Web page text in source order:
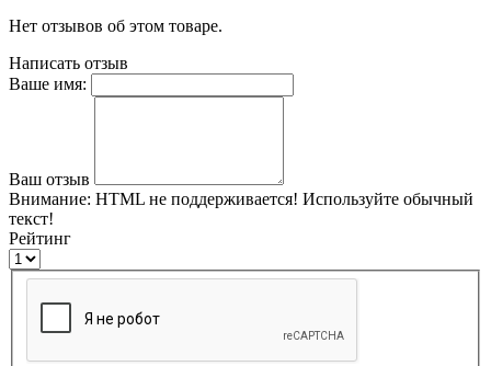
Нет отзывов об этом товаре.
Написать отзыв
Ваше имя:
Ваш отзыв
Внимание: HTML не поддерживается! Используйте обычный
текст!
Рейтинг